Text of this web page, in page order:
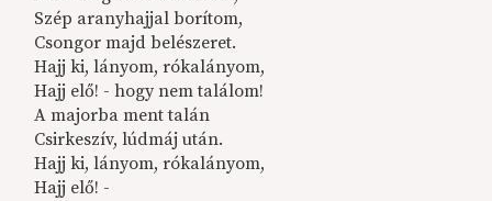
Szép aranyhajjal borítom,
Csongor majd belészeret.
Hajj ki, lányom, rókalányom,
Hajj elő! - hogy nem találom!
A majorba ment talán
Csirkeszív, lúdmáj után.
Hajj ki, lányom, rókalányom,
Hajj elő! -